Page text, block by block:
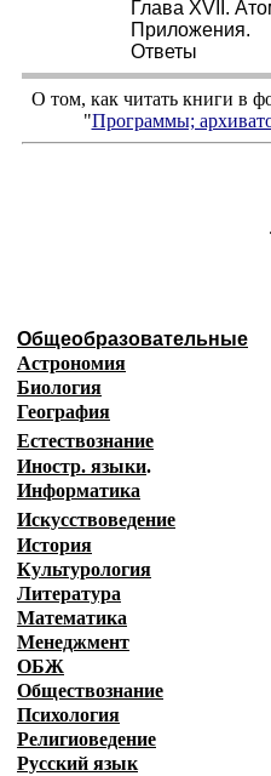
Глава XVII.
Приложения.
Ответы
О том, как читать книги в
"Программы;
.
Общеобразовательные
Астрономия
Биология
География
Естествознание
Иностр. языки.
Информатика
Искусствоведение
История
Культурология
Литература
Математика
Менеджмент
ОБЖ
Обществознание
Психология
Религиоведение
Русский язык